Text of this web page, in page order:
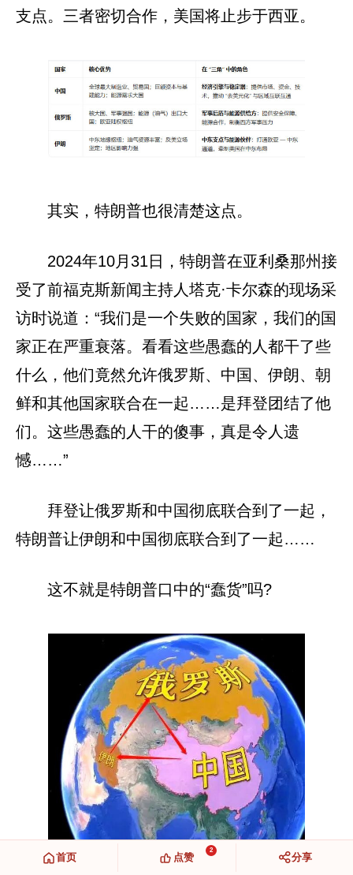
支点。三者密切合作，美国将止步于西亚。
其实，特朗普也很清楚这点。
2024年10月31日，特朗普在亚利桑那州接
受了前福克斯新闻主持人塔克·卡尔森的现场采
访时说道：“我们是一个失败的国家，我们的国
家正在严重衰落。看看这些愚蠢的人都干了些
什么，他们竟然允许俄罗斯、中国、伊朗、朝
鲜和其他国家联合在一起……是拜登团结了他
们。这些愚蠢的人干的傻事，真是令人遗
憾……”
拜登让俄罗斯和中国彻底联合到了一起，
特朗普让伊朗和中国彻底联合到了一起……
这不就是特朗普口中的“蠢货”吗?
首页
2
点赞 分享